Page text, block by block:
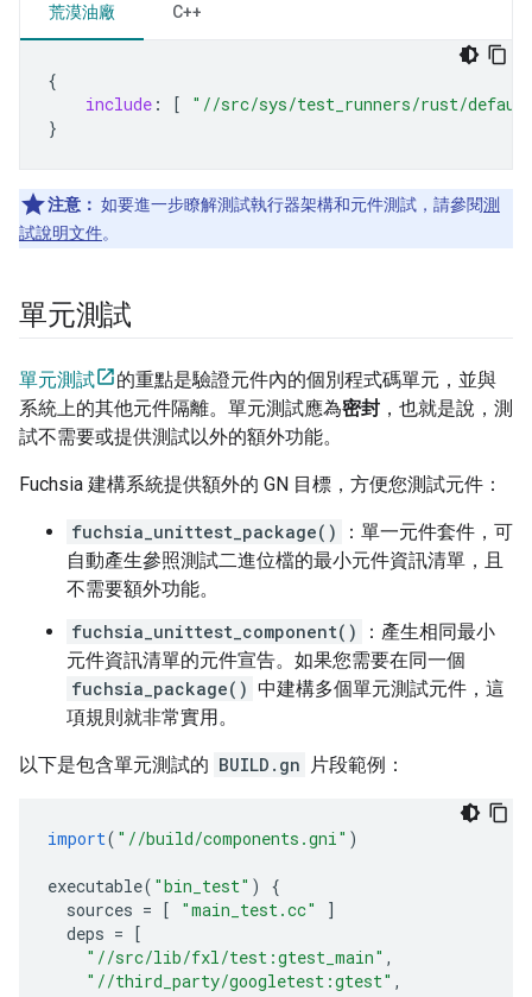
荒漠油廠 C++
{
include : [
"//src/sys/test_runners/rust/
}
注意： 如要進一步瞭解測試執行器架構和元件測試，請參閱測
試說明文件。
單元測試
單元測試
的重點是驗證元件內的個別程式碼單元，並與
系統上的其他元件隔離。單元測試應為密封 ，也就是說，測
試不需要或提供測試以外的額外功能。
Fuchsia 建構系統提供額外的 GN 目標，方便您測試元件：
fuchsia_unittest_package()
：單一元件套件，可
自動產生參照測試二進位檔的最小元件資訊清單，且
不需要額外功能。
fuchsia_unittest_component()
：產生相同最小
元件資訊清單的元件宣告。如果您需要在同一個
fuchsia_package() 中建構多個單元測試元件，這
項規則就非常實用。
以下是包含單元測試的 BUILD.gn 片段範例：
import( "//build/components.gni" )
executable( "bin_test" )
{
sources = [ "main_test.cc"
]
deps = [
"//src/lib/fxl/test:gtest_main" ,
"//third_party/googletest:gtest" ,